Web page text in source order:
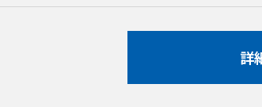
詳